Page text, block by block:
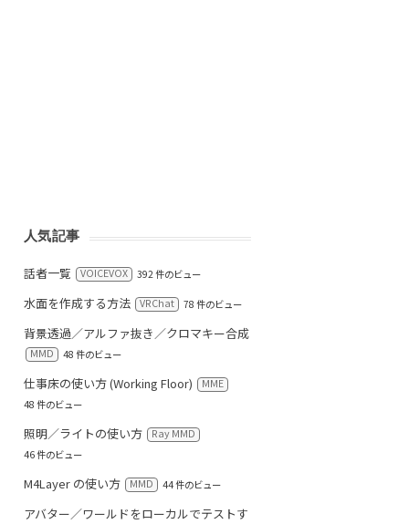
人気記事
話者一覧 VOICEVOX 392 件のビュー
水面を作成する方法 VRChat 78 件のビュー
背景透過／アルファ抜き／クロマキー合成
MMD 48 件のビュー
仕事床の使い方 (Working Floor)
MME
48 件のビュー
照明／ライトの使い方
Ray MMD
46 件のビュー
M4Layer の使い方 MMD 44 件のビュー
アバター／ワールドをローカルでテストす